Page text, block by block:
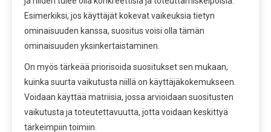
Esimerkiksi, jos käyttäjät kokevat vaikeuksia tietyn
ominaisuuden kanssa, suositus voisi olla tämän
ominaisuuden yksinkertaistaminen.
On myös tärkeää priorisoida suositukset sen mukaan,
kuinka suurta vaikutusta niillä on käyttäjäkokemukseen.
Voidaan käyttää matriisia, jossa arvioidaan suositusten
vaikutusta ja toteutettavuutta, jotta voidaan keskittyä
tärkeimpiin toimiin.